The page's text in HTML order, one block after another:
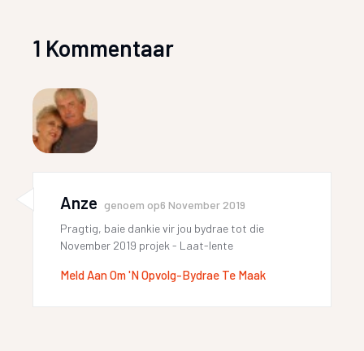
1 Kommentaar
Anze genoem op6 November 2019
Pragtig, baie dankie vir jou bydrae tot die
November 2019 projek - Laat-lente
Meld Aan Om 'n Opvolg-Bydrae Te Maak